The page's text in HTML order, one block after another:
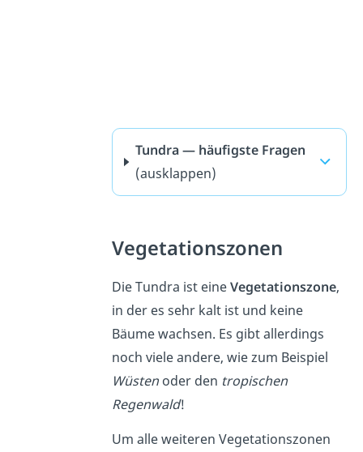
Tundra — häufigste Fragen
(ausklappen)
Vegetationszonen
Die Tundra ist eineVegetationszone,
in der es sehr kalt ist und keine
Bäume wachsen. Es gibt allerdings
noch viele andere, wie zum Beispiel
Wüsten oder den tropischen
Regenwald!
Um alle weiteren Vegetationszonen